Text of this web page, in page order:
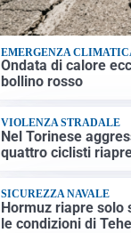
EMERGENZA
Ondata di calore
bollino rosso
VIOLENZA STRADALE
Nel Torinese
quattro ciclisti
SICUREZZA NAVALE
Hormuz riapre solo
le condizioni di